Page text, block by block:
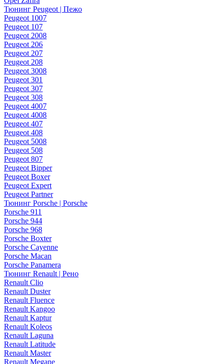
Тюнинг Peugeot | Пежо
Peugeot 1007
Peugeot 107
Peugeot 2008
Peugeot 206
Peugeot 207
Peugeot 208
Peugeot 3008
Peugeot 301
Peugeot 307
Peugeot 308
Peugeot 4007
Peugeot 4008
Peugeot 407
Peugeot 408
Peugeot 5008
Peugeot 508
Peugeot 807
Peugeot Bipper
Peugeot Boxer
Peugeot Expert
Peugeot Partner
Тюнинг Porsche | Porsche
Porsche 911
Porsche 944
Porsche 968
Porsche Boxter
Porsche Cayenne
Porsche Macan
Porsche Panamera
Тюнинг Renault | Рено
Renault Clio
Renault Duster
Renault Fluence
Renault Kangoo
Renault Kaptur
Renault Koleos
Renault Laguna
Renault Latitude
Renault Master
Renault Megane